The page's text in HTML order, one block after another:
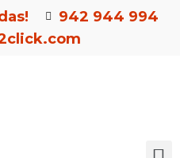
942 944 994